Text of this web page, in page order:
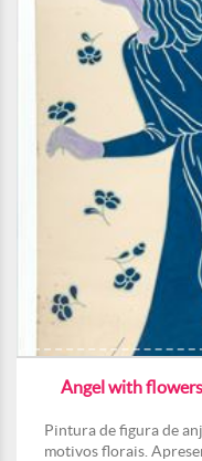
Angel with flowers
Pintura de figura de
motivos florais.